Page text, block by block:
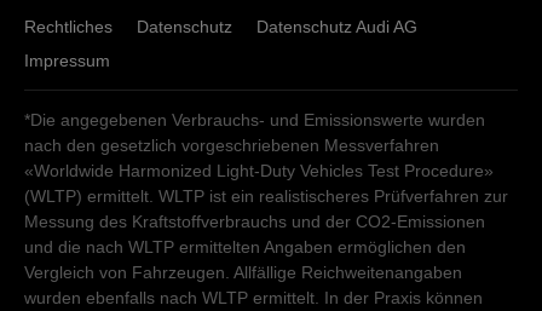
Rechtliches Datenschutz
Datenschutz Audi AG
Impressum
*Die angegebenen Verbrauchs- und Emissionswerte wurden
nach den gesetzlich vorgeschriebenen Messverfahren
«Worldwide Harmonized Light-Duty Vehicles Test Procedure»
(WLTP) ermittelt. WLTP ist ein realistischeres Prüfverfahren zur
Messung des Kraftstoffverbrauchs und der CO2-Emissionen
und die nach WLTP ermittelten Angaben ermöglichen den
Vergleich von Fahrzeugen. Allfällige Reichweitenangaben
wurden ebenfalls nach WLTP ermittelt. In der Praxis können